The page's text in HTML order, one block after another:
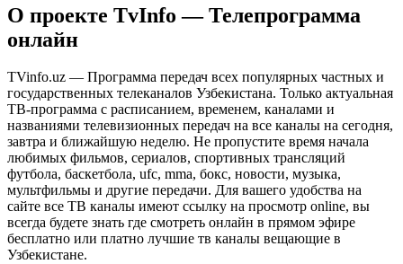
О проекте TvInfo — Телепрограмма
онлайн
TVinfo.uz — Программа передач всех популярных частных и
государственных телеканалов Узбекистана. Только актуальная
ТВ-программа с расписанием, временем, каналами и
названиями телевизионных передач на все каналы на сегодня,
завтра и ближайшую неделю. Не пропустите время начала
любимых фильмов, сериалов, спортивных трансляций
футбола, баскетбола, ufc, mma, бокс, новости, музыка,
мультфильмы и другие передачи. Для вашего удобства на
сайте все ТВ каналы имеют ссылку на просмотр online, вы
всегда будете знать где смотреть онлайн в прямом эфире
бесплатно или платно лучшие тв каналы вещающие в
Узбекистане.